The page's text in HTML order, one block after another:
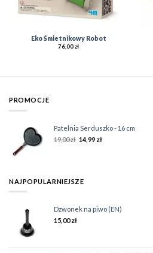
Eko Śmietnikowy Robot
76,00zł
PROMOCJE
Patelnia Serduszko - 16 cm
19,00zł 14,99 zł
NAJPOPULARNIEJSZE
Dzwonek na piwo (EN)
15,00zł